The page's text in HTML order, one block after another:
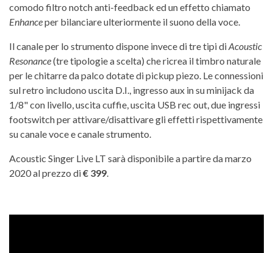
comodo filtro notch anti-feedback ed un effetto chiamato
Enhanceper bilanciare ulteriormente il suono della voce.
Il canale per lo strumento dispone invece di tre tipi diAcoustic
Resonance(tre tipologie a scelta) che ricrea il timbro naturale
per le chitarre da palco dotate di pickup piezo. Le connessioni
sul retro includono uscita D.I., ingresso aux in su minijack da
1/8" con livello, uscita cuffie, uscita USB rec out, due ingressi
footswitch per attivare/disattivare gli effetti rispettivamente
su canale voce e canale strumento.
Acoustic Singer Live LT sarà disponibile a partire da marzo
2020 al prezzo di€ 399